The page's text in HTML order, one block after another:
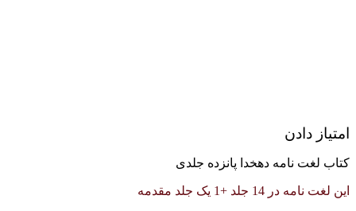
امتیاز دادن
کتاب لغت نامه دهخدا پانزده جلدی
این لغت نامه در 14 جلد +1 یک جلد مقدمه